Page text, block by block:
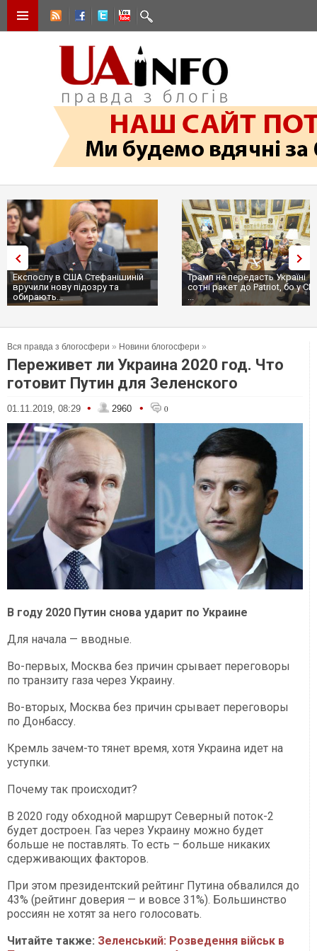
Експослу в США Стефанішиній
вручили нову підозру та
обирають...
Трамп не передасть Україні
сотні ракет до Patriot, бо у
...
Вся правда з блогосфери » Новини блогосфери »
Переживет ли Украина 2020 год. Что
готовит Путин для Зеленского
01.11.2019, 08:29 • 2960 • 0
В году 2020 Путин снова ударит по Украине
Для начала — вводные.
Во-первых, Москва без причин срывает переговоры
по транзиту газа через Украину.
Во-вторых, Москва без причин срывает переговоры
по Донбассу.
Кремль зачем-то тянет время, хотя Украина идет на
уступки.
Почему так происходит?
В 2020 году обходной маршрут Северный поток-2
будет достроен. Газ через Украину можно будет
больше не поставлять. То есть – больше никаких
сдерживающих факторов.
При этом президентский рейтинг Путина обвалился до
43% (рейтинг доверия — и вовсе 31%). Большинство
россиян не хотят за него голосовать.
Читайте также: Зеленський: Розведення військ в